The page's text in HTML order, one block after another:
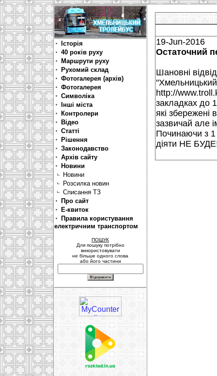
Історія
40 років руху
Маршрути руху
Рухомий склад
Фотогалерея (архів)
Фотогалерея
Символіка
Інші міста
Контролери
Відео
Статті
Рішення
Законодавство
Архів сайту
Новини
Новини
Розсилка новин
Списання ТЗ
Про сайт
Е-квиток
Правила користування
електричним транспортом
ПОШУК
Для пошуку потрібно
використовувати
не більше одного слова
або його частини
19-Jun-2016
Остаточний
Шановні
http://
закладках до
які збережені
зазвичай але
Починаючи з 1
діяти НЕ